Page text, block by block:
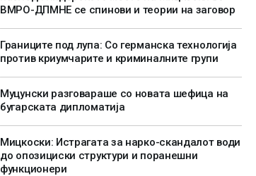
ВМРО-ДПМНЕ се спинови и теории на заговор
Границите под лупа: Со германска технологија
против криумчарите и криминалните групи
Муцунски разговараше со новата шефица на
бугарската дипломатија
Мицкоски: Истрагата за нарко-скандалот води
до опозициски структури и поранешни
функционери